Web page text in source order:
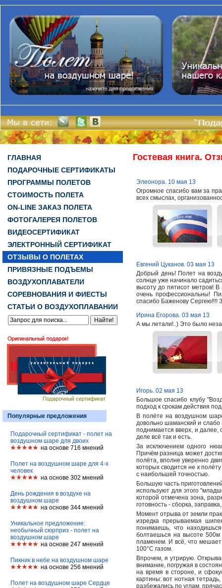
ГЛАВНАЯ
ПОДАРОЧНЫЕ СЕРТИФИКАТЫ
ПРОГРАММЫ ПОЛЕТОВ
СТОИМОСТЬ ПОЛЕТА
ON-LINE ЗАКАЗ ПОЛЕТА
ФОТОГАЛЕРЕЯ ПОЛЕТОВ
ВИДЕОСЕРТИФИКАТ
ЭЛЕКТРОННЫЙ СЕРТИФИКАТ
ОТЗЫВЫ О ПОЛЕТАХ
ПРИВЯЗНЫЕ ПОДЪЕМЫ
ВОЗДУХОПЛАВАТЕЛИ
СОРЕВНОВАНИЯ И ФИЕСТЫ
СТАТЬИ О ВОЗДУХОПЛАВАНИИ
Популярные предложения
Подарочный сертификат - полет на
воздушном шаре для двоих
на основе 716 мнений
Полет на воздушном шаре для 4-х
человек
на основе 302 мнений
День рождения в воздухе на
воздушном шаре
на основе 344 мнений
Уникальное предложение:
необычный сюрприз - полет на
воздушном шаре
на основе 247 мнений
Пикник в небе на воздушном шаре
на основе 256 мнений
Полет на воздушном шаре Сердце
Гостевая книга.
Элеонора. 10 мая 13
Огромное спасибо вам за
всех смыслах,
Евгений Цуканов. 03 мая 13
Добрый день! Полет на
солнце уже начинало
высоту до пятисот метров!
очень профессиональны!
спасибо Баженову Сергею!!!!
Ирина Егорова. 03 мая 13
А мы летали!..) Это было
Игорь. 02 мая 13
Большое спасибо клубу
подход к срокам действия
В полёте на воздушном
довольно шаманский и
поднимается вверх, и далее,
деле всё так и есть.
За исключением одного
Причём разница может
полёта, вполне уверенно
которых сводится не к
с наибольшей точностью.
Большую часть
используют для этого
которой отмечена зона,
готовность - сборка,
Момент отрыва от земли
изредка прерываемая
понимаешь, что
болтаешься на высоте 500м
пламенем. И всё, что мешает
100°C газом.
Впрочем, я утрирую.
внимание, погружая в
на время в стороне, и
картины: вот нотная
разбежались по углам,